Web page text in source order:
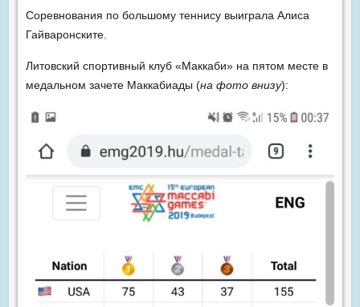
Соревнования по большому теннису выиграла Алиса
Гайваронските.
Литовский спортивный клуб «Маккаби» на пятом месте в
медальном зачете Маккабиады (на фото внизу):